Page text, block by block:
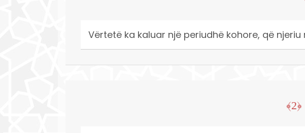
Vërtetë ka kaluar një periudhë kohore, që
﴿2﴾